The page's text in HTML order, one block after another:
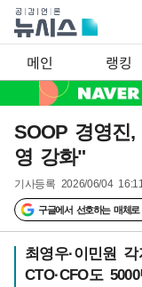
메인 랭킹
SOOP 경영진
영 강화"
기사등록 2026/06/04
구글에서 선호하는 매체로
최영우·이민원
CTO·CFO도